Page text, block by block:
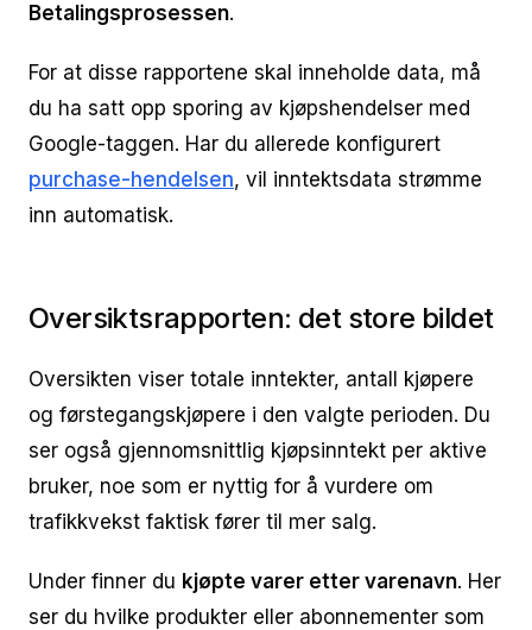
Betalingsprosessen.
For at disse rapportene skal inneholde data, må
du ha satt opp sporing av kjøpshendelser med
Google-taggen. Har du allerede konfigurert
purchase-hendelsen, vil inntektsdata strømme
inn automatisk.
Oversiktsrapporten: det store bildet
Oversikten viser totale inntekter, antall kjøpere
og førstegangskjøpere i den valgte perioden. Du
ser også gjennomsnittlig kjøpsinntekt per aktive
bruker, noe som er nyttig for å vurdere om
trafikkvekst faktisk fører til mer salg.
Under finner du kjøpte varer etter varenavn. Her
ser du hvilke produkter eller abonnementer som